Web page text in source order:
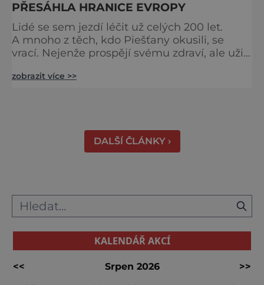
PŘESÁHLA HRANICE EVROPY
Lidé se sem jezdí léčit už celých 200 let.
A mnoho z těch, kdo Piešťany okusili, se
vrací. Nejenže prospějí svému zdraví, ale užijí
řekne slovenské lázně, Piešťany bývají první
zobrazit více >>
DALŠÍ ČLÁNKY ›
KALENDÁŘ AKCÍ
<< Srpen 2026
>>